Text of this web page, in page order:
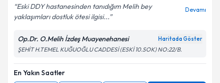
Eski DDY hastanesinden tanıdığım Melih bey
yaklaşımları dostluk ötesi ilgisi...
Devamı
Op.Dr. O.Melih İzdeş Muayenehanesi Haritada Göster
ŞEHİT H.TEMEL KUĞUOĞLU CADDESİ (ESKİ 10.SOK) NO:22/B.
En Yakın Saatler